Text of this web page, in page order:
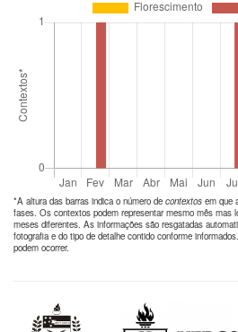
*A altura das barras indica o número de contextos em que
fases. Os contextos podem representar mesmo mês mas
meses diferentes. As informações são resgatadas
fotografia e do tipo de detalhe contido conforme
podem ocorrer.